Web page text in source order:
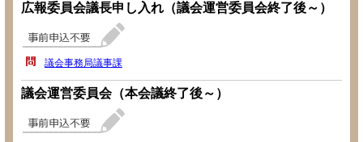
広報委員会議長申し入れ（議会運営委員会終了後～）
議会事務局議事課
議会運営委員会（本会議終了後～）